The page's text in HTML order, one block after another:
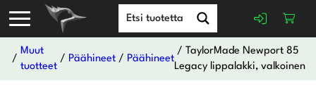
/
Muut
tuotteet
/ Päähineet / Päähineet
/ TaylorMade Newport 85
Legacy lippalakki, valkoinen